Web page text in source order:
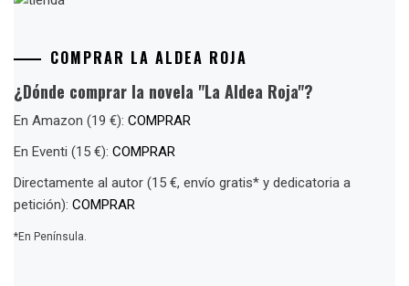
COMPRAR LA ALDEA ROJA
¿Dónde comprar la novela "La Aldea Roja"?
En Amazon (19 €): COMPRAR
En Eventi (15 €): COMPRAR
Directamente al autor (15 €, envío gratis* y dedicatoria a
petición): COMPRAR
*En Península.